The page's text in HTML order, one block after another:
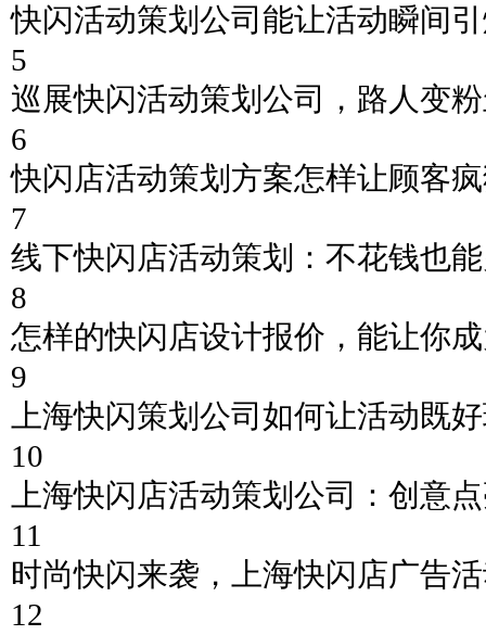
快闪活动策划公司能让活动瞬间
5
巡展快闪活动策划公司，路人变
6
快闪店活动策划方案怎样让顾客
7
线下快闪店活动策划：不花钱也
8
怎样的快闪店设计报价，能让你
9
上海快闪策划公司如何让活动既
10
上海快闪店活动策划公司：创意
11
时尚快闪来袭，上海快闪店广告
12